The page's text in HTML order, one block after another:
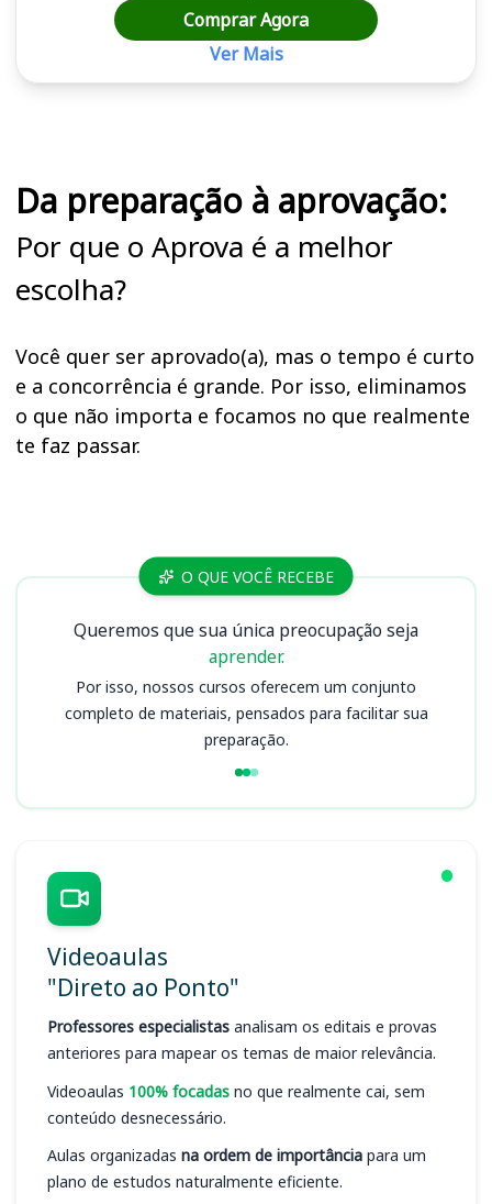
Comprar Agora
Ver Mais
Da preparação à aprovação:
Por que o Aprova é a melhor
escolha?
Você quer ser aprovado(a), mas o tempo é curto
e a concorrência é grande. Por isso, eliminamos
o que não importa e focamos no que realmente
te faz passar.
Cursos O QUE VOCÊ RECEBE
Queremos que sua única preocupação seja
aprender.
Por isso, nossos cursos oferecem um conjunto
completo de materiais, pensados para facilitar sua
preparação.
Videoaulas
"Direto ao Ponto"
Professores especialistas analisam os editais e provas
anteriores para mapear os temas de maior relevância.
Videoaulas 100% focadas no que realmente cai, sem
conteúdo desnecessário.
Aulas organizadas na ordem de importância para um
plano de estudos naturalmente eficiente.